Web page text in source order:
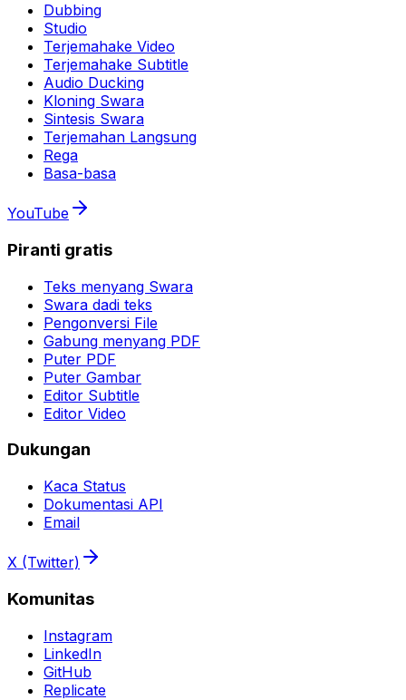
Dubbing
Studio
Terjemahake Video
Terjemahake Subtitle
Audio Ducking
Kloning Swara
Sintesis Swara
Terjemahan Langsung
Rega
Basa-basa
YouTube
Piranti gratis
Teks menyang Swara
Swara dadi teks
Pengonversi File
Gabung menyang PDF
Puter PDF
Puter Gambar
Editor Subtitle
Editor Video
Dukungan
Kaca Status
Dokumentasi API
Email
X (Twitter)
Komunitas
Instagram
LinkedIn
GitHub
Replicate